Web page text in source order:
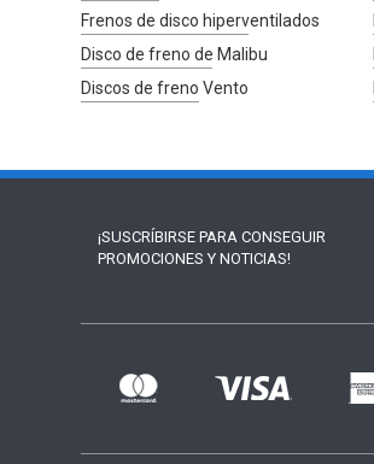
Frenos de disco hiperventilados
Disco de freno de Malibu
Discos de freno Vento
¡SUSCRÍBIRSE PARA CONSEGUIR
PROMOCIONES Y NOTICIAS!